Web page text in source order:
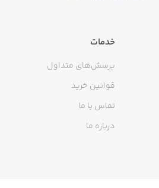
خدمات
پرسش‌های متداول
قوانین خرید
تماس با ما
درباره ما